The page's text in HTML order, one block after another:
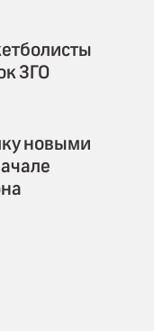
ЗГО
новыми